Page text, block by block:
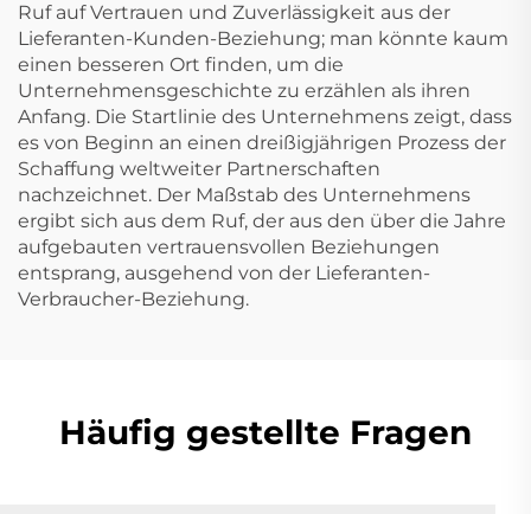
Ruf auf Vertrauen und Zuverlässigkeit aus der
Lieferanten-Kunden-Beziehung; man könnte kaum
einen besseren Ort finden, um die
Unternehmensgeschichte zu erzählen als ihren
Anfang. Die Startlinie des Unternehmens zeigt, dass
es von Beginn an einen dreißigjährigen Prozess der
Schaffung weltweiter Partnerschaften
nachzeichnet. Der Maßstab des Unternehmens
ergibt sich aus dem Ruf, der aus den über die Jahre
aufgebauten vertrauensvollen Beziehungen
entsprang, ausgehend von der Lieferanten-
Verbraucher-Beziehung.
Häufig gestellte Fragen